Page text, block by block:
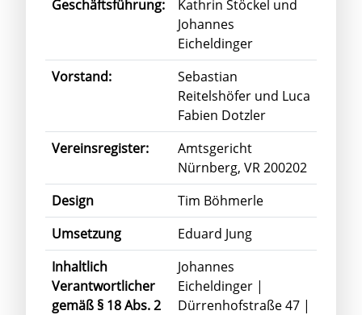
Geschäftsführung:
Kathrin Stöckel und
Johannes
Eicheldinger
Vorstand:
Sebastian
Reitelshöfer und Luca
Fabien Dotzler
Vereinsregister:
Amtsgericht
Nürnberg, VR 200202
Design
Tim Böhmerle
Umsetzung
Eduard Jung
Inhaltlich
Verantwortlicher
gemäß § 18 Abs. 2
Johannes
Eicheldinger |
Dürrenhofstraße 47 |